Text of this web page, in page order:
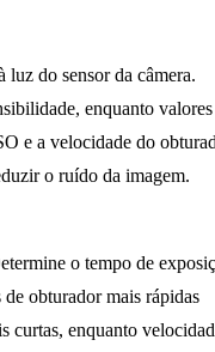
luz do sensor da câmera.
enquanto valores
e a velocidade do
o ruído da imagem.
o tempo de
obturador mais rápidas
curtas, enquanto